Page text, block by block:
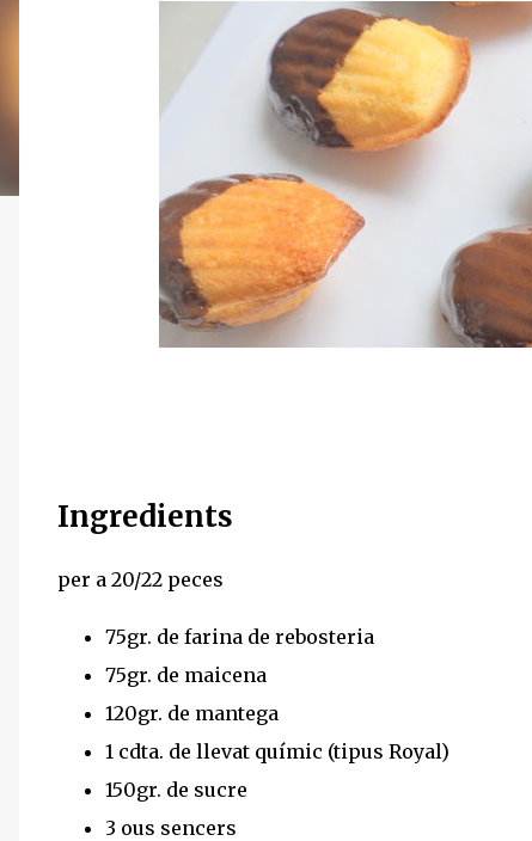
Ingredients
per a 20/22 peces
75gr. de farina de rebosteria
75gr. de maicena
120gr. de mantega
1 cdta. de llevat químic (tipus Royal)
150gr. de sucre
3 ous sencers